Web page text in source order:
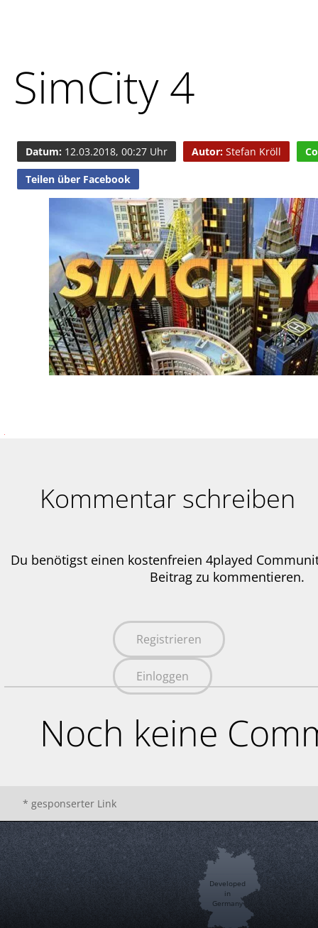
SimCity 4
Datum: 12.03.2018, 00:27 Uhr Autor:Stefan Kröll
Teilen über Facebook
Kommentar schreiben
Du benötigst einen kostenfreien 4played
Beitrag zu kommentieren.
Registrieren
Einloggen
Noch keine
* gesponserter Link
Developed
in
Germany